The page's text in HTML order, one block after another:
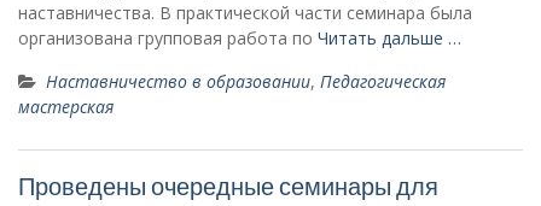
наставничества. В практической части семинара была
организована групповая работа по Читать дальше …
Наставничество в образовании, Педагогическая
мастерская
Проведены очередные семинары для